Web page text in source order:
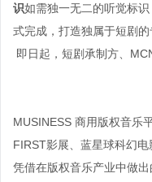
识如需独一无二的听觉标
式完成，打造独属于短剧的
即日起，短剧承制方、
MUSINESS 商用版权音乐
FIRST影展、蓝星球科幻电
凭借在版权音乐产业中做